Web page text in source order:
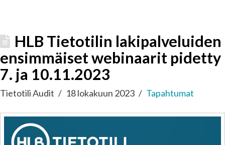
HLB Tietotilin lakipalveluiden
ensimmäiset webinaarit pidetty
7. ja 10.11.2023
Tietotili Audit 18 lokakuun 2023 Tapahtumat